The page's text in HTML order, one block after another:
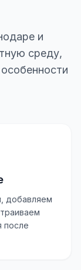
и
среду,
добавляем
после